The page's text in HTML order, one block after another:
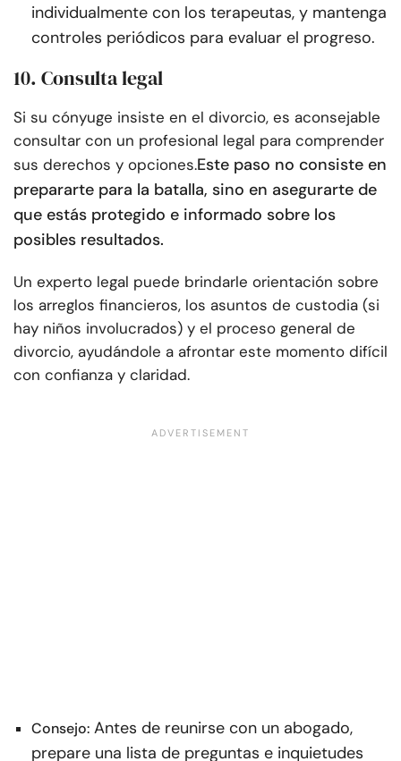
individualmente con los terapeutas, y mantenga
controles periódicos para evaluar el progreso.
10. Consulta legal
Si su cónyuge insiste en el divorcio, es aconsejable
consultar con un profesional legal para comprender
sus derechos y opciones.Este paso no consiste en
prepararte para la batalla, sino en asegurarte de
que estás protegido e informado sobre los
posibles resultados.
Un experto legal puede brindarle orientación sobre
los arreglos financieros, los asuntos de custodia (si
hay niños involucrados) y el proceso general de
divorcio, ayudándole a afrontar este momento difícil
con confianza y claridad.
Consejo: Antes de reunirse con un abogado,
prepare una lista de preguntas e inquietudes